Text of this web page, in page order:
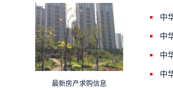
最新房产求购信息
中
中
中
中